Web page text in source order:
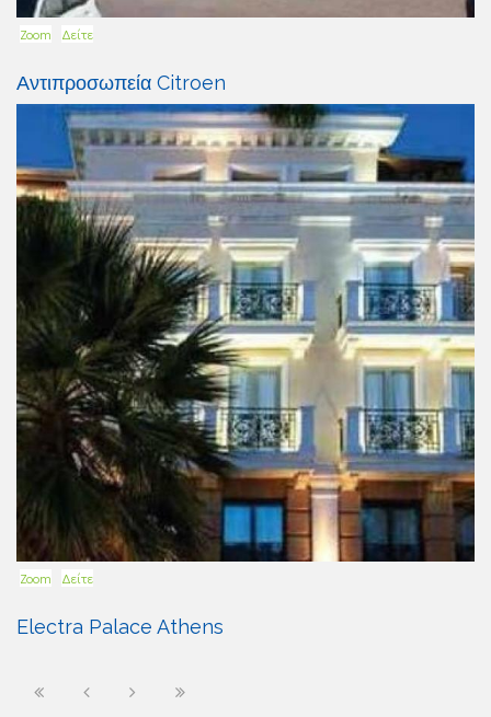
Zoom Δείτε
Αντιπροσωπεία Citroen
Zoom Δείτε
Electra Palace Athens